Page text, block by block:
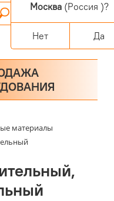
Войти
Регистрация
Корзина
0 позиций
Персональный раздел
материалы
Москва (Россия )?
Нет Да